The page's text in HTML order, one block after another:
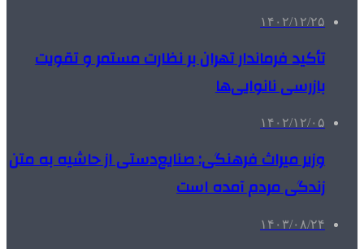
۱۴۰۲/۱۲/۲۵
تأکید فرماندار تهران بر نظارت مستمر و تقویت
بازرسی نانوایی‌ها
۱۴۰۲/۱۲/۰۵
وزیر میراث فرهنگی: صنایع‌دستی از حاشیه به متن
زندگی مردم آمده است
۱۴۰۳/۰۸/۲۴